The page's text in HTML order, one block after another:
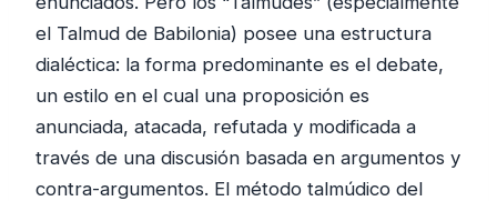
el Talmud de Babilonia) posee una estructura
dialéctica: la forma predominante es el debate,
un estilo en el cual una proposición es
anunciada, atacada, refutada y modificada a
través de una discusión basada en argumentos y
contra-argumentos. El método talmúdico del